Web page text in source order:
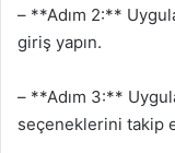
– **Adım 2:**
giriş yapın.
– **Adım 3:**
seçeneklerini takip